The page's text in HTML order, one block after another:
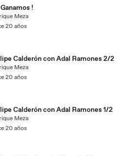
!
Meza
20 años
Calderón con Adal Ramones 2/2
Meza
20 años
Calderón con Adal Ramones 1/2
Meza
20 años